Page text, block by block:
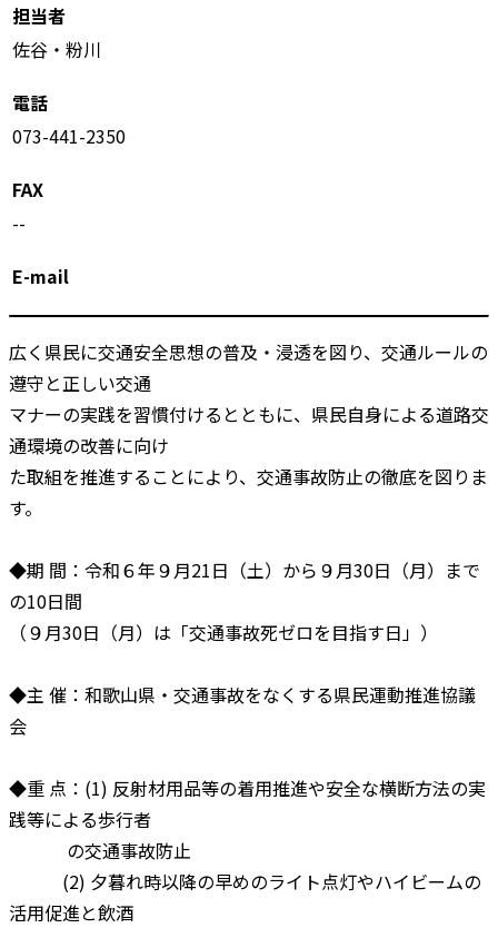
担当者
佐谷・粉川
電話
073-441-2350
FAX
--
E-mail
広く県民に交通安全思想の普及・浸透を図り、交通ルールの
遵守と正しい交通
マナーの実践を習慣付けるとともに、県民自身による道路交
通環境の改善に向け
た取組を推進することにより、交通事故防止の徹底を図りま
す。
◆期 間：令和６年９月21日（土）から９月30日（月）まで
の10日間
（９月30日（月）は「交通事故死ゼロを目指す日」）
◆主 催：和歌山県・交通事故をなくする県民運動推進協議
会
◆重 点：(1) 反射材用品等の着用推進や安全な横断方法の実
践等による歩行者
の交通事故防止
(2) 夕暮れ時以降の早めのライト点灯やハイビームの
活用促進と飲酒